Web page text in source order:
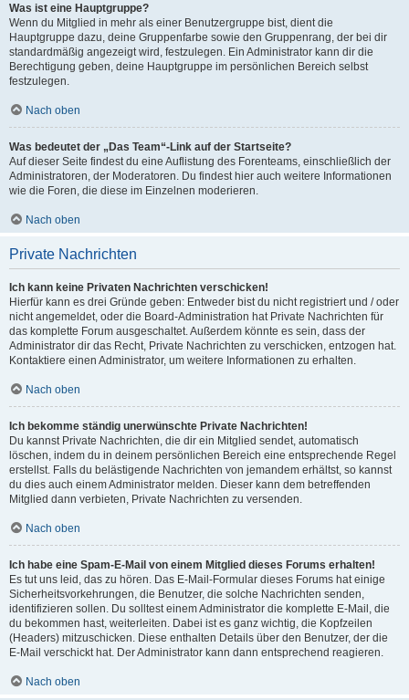
Was ist eine Hauptgruppe?
Wenn du Mitglied in mehr als einer Benutzergruppe bist, dient die
Hauptgruppe dazu, deine Gruppenfarbe sowie den Gruppenrang, der bei dir
standardmäßig angezeigt wird, festzulegen. Ein Administrator kann dir die
Berechtigung geben, deine Hauptgruppe im persönlichen Bereich selbst
festzulegen.
Nach oben
Was bedeutet der „Das Team“-Link auf der Startseite?
Auf dieser Seite findest du eine Auflistung des Forenteams, einschließlich der
Administratoren, der Moderatoren. Du findest hier auch weitere Informationen
wie die Foren, die diese im Einzelnen moderieren.
Nach oben
Private Nachrichten
Ich kann keine Privaten Nachrichten verschicken!
Hierfür kann es drei Gründe geben: Entweder bist du nicht registriert und / oder
nicht angemeldet, oder die Board-Administration hat Private Nachrichten für
das komplette Forum ausgeschaltet. Außerdem könnte es sein, dass der
Administrator dir das Recht, Private Nachrichten zu verschicken, entzogen hat.
Kontaktiere einen Administrator, um weitere Informationen zu erhalten.
Nach oben
Ich bekomme ständig unerwünschte Private Nachrichten!
Du kannst Private Nachrichten, die dir ein Mitglied sendet, automatisch
löschen, indem du in deinem persönlichen Bereich eine entsprechende Regel
erstellst. Falls du belästigende Nachrichten von jemandem erhältst, so kannst
du dies auch einem Administrator melden. Dieser kann dem betreffenden
Mitglied dann verbieten, Private Nachrichten zu versenden.
Nach oben
Ich habe eine Spam-E-Mail von einem Mitglied dieses Forums erhalten!
Es tut uns leid, das zu hören. Das E-Mail-Formular dieses Forums hat einige
Sicherheitsvorkehrungen, die Benutzer, die solche Nachrichten senden,
identifizieren sollen. Du solltest einem Administrator die komplette E-Mail, die
du bekommen hast, weiterleiten. Dabei ist es ganz wichtig, die Kopfzeilen
(Headers) mitzuschicken. Diese enthalten Details über den Benutzer, der die
E-Mail verschickt hat. Der Administrator kann dann entsprechend reagieren.
Nach oben